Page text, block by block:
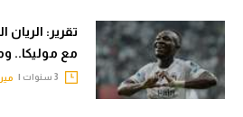
تقرير:
مع موليكا..